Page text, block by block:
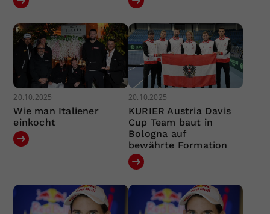
20.10.2025
Wie man Italiener
einkocht
20.10.2025
KURIER Austria Davis
Cup Team baut in
Bologna auf
bewährte Formation